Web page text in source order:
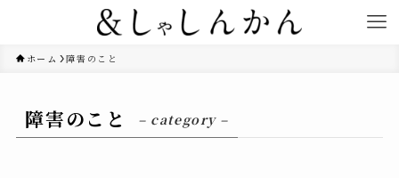
ホーム 障害のこと
障害のこと – category –